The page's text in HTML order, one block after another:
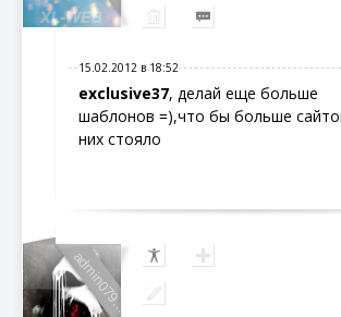
15.02.2012 в 18:52
exclusive37, делай еще больше
шаблонов =),что бы больше
них стояло
admin079...